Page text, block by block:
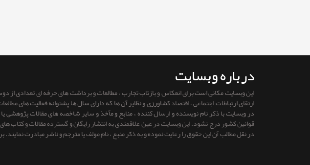
درباره وبسایت
این وبسایت مکانی است برای انعکاس و بازتاب تجارب ، مطالعات و برداشت های حرفه ای تعدادی از
ارتقای ارتباطات اجتماعی ، اقتصاد کشاورزی و نظایر آن ها که دارای سال ها پشتوانه فعالیت های
در وبسایت با ذکر نام نویسنده و ارسال کننده ، منابع و مآخذ و سایر شاخصه های مقالات
قوانين كشور درج نشود. این وبسایت در عین علاقمندی به انتشار رایگان و گسترده مقالات و کتاب
در نقل مطالب آن این حقوق را رعایت نموده و به ذکر منبع ، نام مولف یا مترجم و ناشر مبادرت نمایند.